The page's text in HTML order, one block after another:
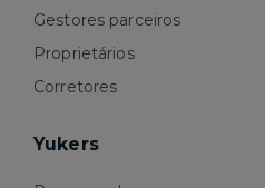
Gestores parceiros
Proprietários
Corretores
Yukers